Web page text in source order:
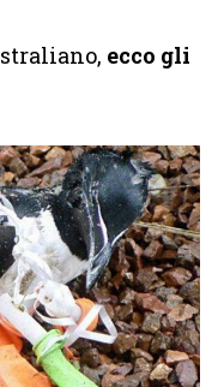
ecco gli